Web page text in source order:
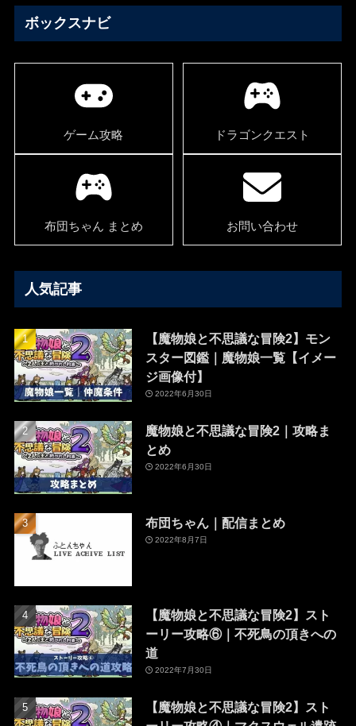
ボックスナビ
ゲーム攻略 ドラゴンクエスト
布団ちゃん まとめ お問い合わせ
人気記事
【魔物娘と不思議な冒険2】モン
スター図鑑｜魔物娘一覧【イメー
ジ画像付】
2022年6月30日
魔物娘と不思議な冒険2｜攻略ま
とめ
2022年6月30日
布団ちゃん｜配信まとめ
2022年8月7日
【魔物娘と不思議な冒険2】スト
ーリー攻略⑥｜不死鳥の頂きへの
道
2022年7月30日
【魔物娘と不思議な冒険2】スト